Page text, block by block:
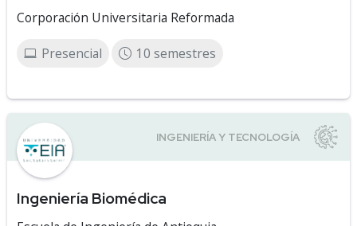
Corporación Universitaria Reformada
Presencial 10 semestres
Ingeniería Biomédica